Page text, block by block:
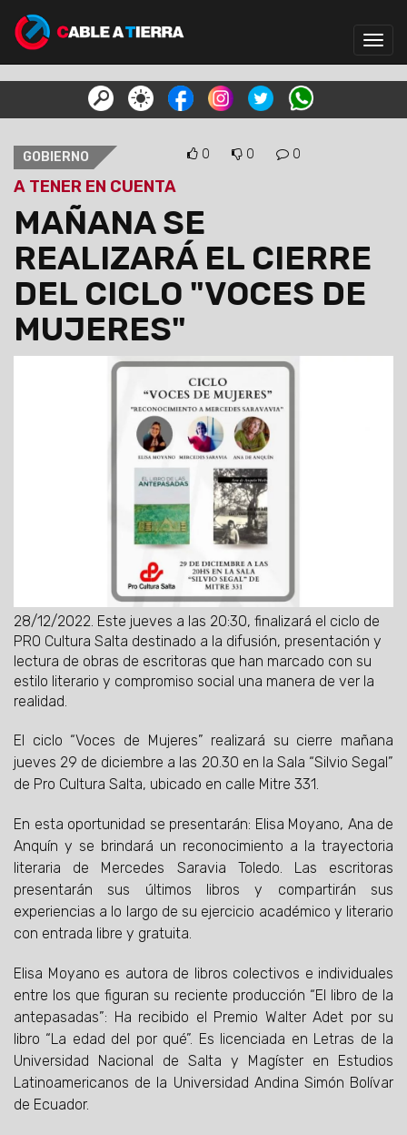
GOBIERNO 0 0 0
A TENER EN CUENTA
MAÑANA SE
REALIZARÁ EL CIERRE
DEL CICLO "VOCES DE
MUJERES"
28/12/2022. Este jueves a las 20:30, finalizará el ciclo de
PRO Cultura Salta destinado a la difusión, presentación y
lectura de obras de escritoras que han marcado con su
estilo literario y compromiso social una manera de ver la
realidad.
El ciclo “Voces de Mujeres” realizará su cierre mañana
jueves 29 de diciembre a las 20.30 en la Sala “Silvio Segal”
de Pro Cultura Salta, ubicado en calle Mitre 331.
En esta oportunidad se presentarán: Elisa Moyano, Ana de
Anquín y se brindará un reconocimiento a la trayectoria
literaria de Mercedes Saravia Toledo. Las escritoras
presentarán sus últimos libros y compartirán sus
experiencias a lo largo de su ejercicio académico y literario
con entrada libre y gratuita.
Elisa Moyano es autora de libros colectivos e individuales
entre los que figuran su reciente producción “El libro de la
antepasadas”: Ha recibido el Premio Walter Adet por su
libro “La edad del por qué”. Es licenciada en Letras de la
Universidad Nacional de Salta y Magíster en Estudios
Latinoamericanos de la Universidad Andina Simón Bolívar
de Ecuador.